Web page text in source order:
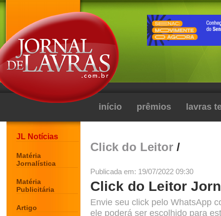
início prêmios lavras
JL Notícias
Matéria
Jornalística
Matéria
Publicitária
Artigo
Click do Leitor /
Publicada em: 19/07/2022 09:30
Click do Leitor
Envie seu click pelo WhatsApp
ele poderá ser escolhido para